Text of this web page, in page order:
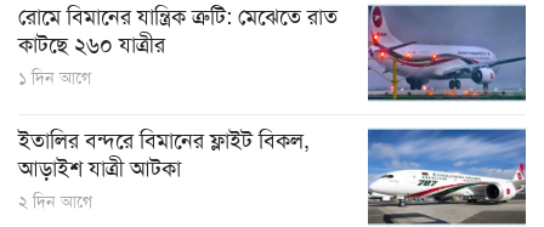
রোমে বিমানের যান্ত্রিক ত্রুটি: মেঝেতে রাত
কাটছে ২৬০ যাত্রীর
১ দিন আগে
ইতালির বন্দরে বিমানের ফ্লাইট বিকল,
আড়াইশ যাত্রী আটকা
২ দিন আগে